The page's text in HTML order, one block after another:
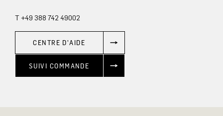
T +49 388 742 49002
CENTRE D'AIDE
SUIVI COMMANDE